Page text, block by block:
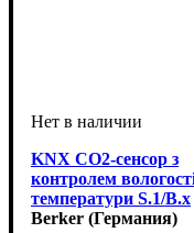
KNX CO2-сенсор з
контролем
температури S.1/B.x
антрацит
Berker (Германия)